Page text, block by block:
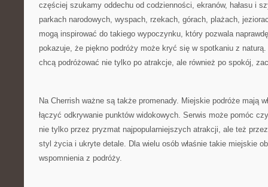
częściej szukamy oddechu od codzienności, ekranów, hałasu i
parkach narodowych, wyspach, rzekach, górach, plażach,
mogą inspirować do takiego wypoczynku, który pozwala
pokazuje, że piękno podróży może kryć się w spotkaniu z
chcą podróżować nie tylko po atrakcje, ale również po spokój,
Na Cherrish ważne są także promenady. Miejskie podróże mają
łączyć odkrywanie punktów widokowych. Serwis może pomóc
nie tylko przez pryzmat najpopularniejszych atrakcji, ale też
styl życia i ukryte detale. Dla wielu osób właśnie takie miejskie
wspomnienia z podróży.